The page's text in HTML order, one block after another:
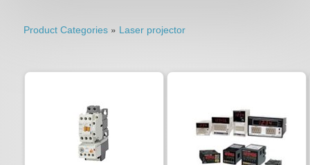
Product Categories » Laser projector